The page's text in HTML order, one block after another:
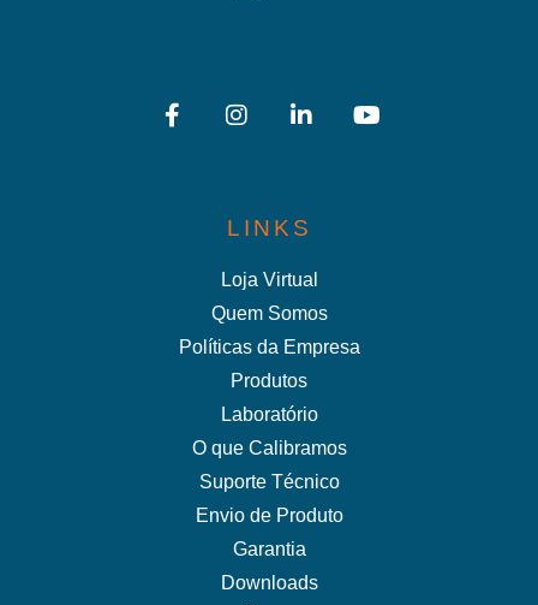
LINKS
Loja Virtual
Quem Somos
Políticas da Empresa
Produtos
Laboratório
O que Calibramos
Suporte Técnico
Envio de Produto
Garantia
Downloads